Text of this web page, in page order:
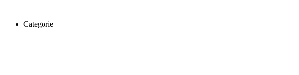
Categorie